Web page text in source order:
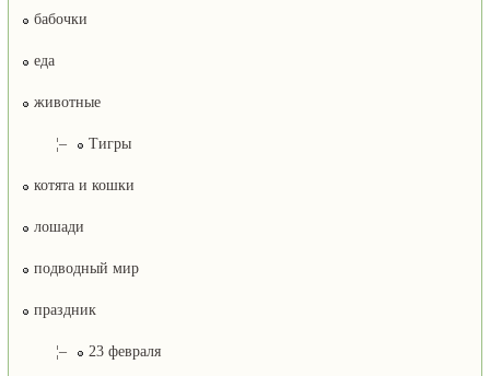
бабочки
еда
животные
¦– Тигры
котята и кошки
лошади
подводный мир
праздник
¦– 23 февраля